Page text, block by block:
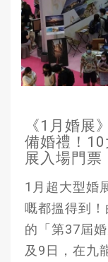
《1月婚展
備婚禮！
展入場門票
1月超大型婚
嘅都搵得到
的「第37屆
及9日，在九